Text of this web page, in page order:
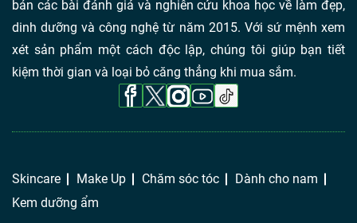
bản các bài đánh giá và nghiên cứu khoa học về làm đẹp,
dinh dưỡng và công nghệ từ năm 2015. Với sứ mệnh xem
xét sản phẩm một cách độc lập, chúng tôi giúp bạn tiết
kiệm thời gian và loại bỏ căng thẳng khi mua sắm.
Skincare Make Up Chăm sóc tóc
Dành cho nam
Kem dưỡng ẩm